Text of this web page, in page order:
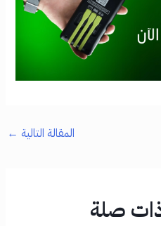
المقالة التالية ←
صلة